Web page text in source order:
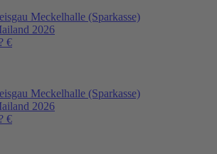
Meckelhalle (Sparkasse)
2026
€
Meckelhalle (Sparkasse)
2026
€